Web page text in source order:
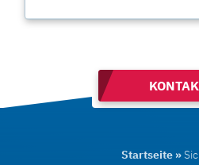
Startseite »